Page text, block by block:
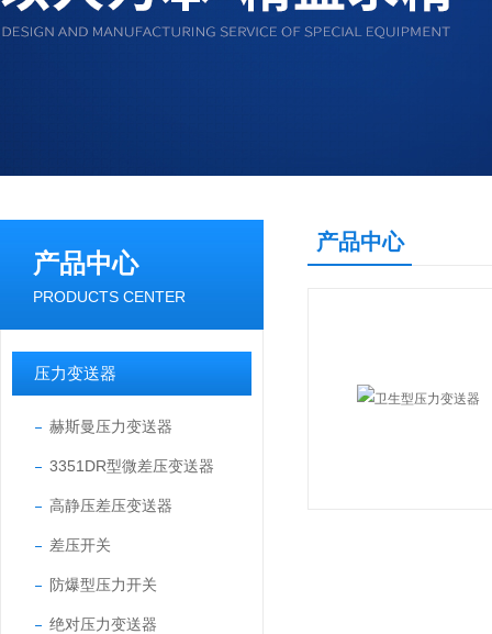
产品中心
PRODUCTS CENTER
压力变送器
赫斯曼压力变送器
3351DR型微差压变送器
高静压差压变送器
差压开关
防爆型压力开关
绝对压力变送器
产品中心